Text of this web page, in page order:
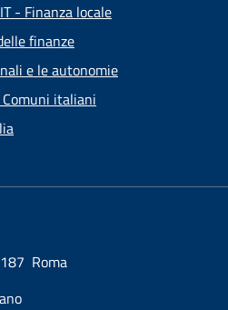
- Finanza locale
finanze
e le autonomie
italiani
Roma